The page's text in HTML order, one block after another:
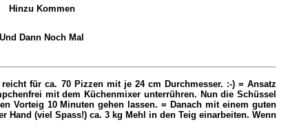
Hinzu Kommen
Und Dann Noch Mal
für ca. 70 Pizzen mit je 24 cm Durchmesser. :-) = Ansatz
mit dem Küchenmixer unterrühren. Nun die Schüssel
Vorteig 10 Minuten gehen lassen. = Danach mit einem guten
Hand (viel Spass!) ca. 3 kg Mehl in den Teig einarbeiten. Wenn